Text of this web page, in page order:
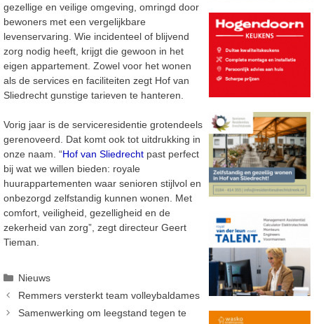
gezellige en veilige omgeving, omringd door
bewoners met een vergelijkbare
levenservaring. Wie incidenteel of blijvend
zorg nodig heeft, krijgt die gewoon in het
eigen appartement. Zowel voor het wonen
als de services en faciliteiten zegt Hof van
Sliedrecht gunstige tarieven te hanteren.
Vorig jaar is de serviceresidentie grotendeels
gerenoveerd. Dat komt ook tot uitdrukking in
onze naam. “Hof van Sliedrecht past perfect
bij wat we willen bieden: royale
huurappartementen waar senioren stijlvol en
onbezorgd zelfstandig kunnen wonen. Met
comfort, veiligheid, gezelligheid en de
zekerheid van zorg”, zegt directeur Geert
Tieman.
Categorieën
Nieuws
Remmers versterkt team volleybaldames
Samenwerking om leegstand tegen te